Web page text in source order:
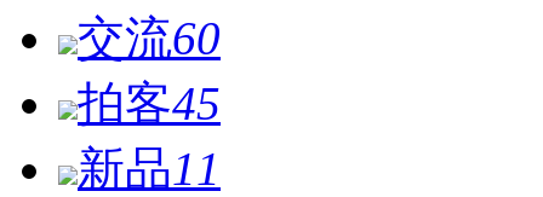
交流60
拍客45
新品11